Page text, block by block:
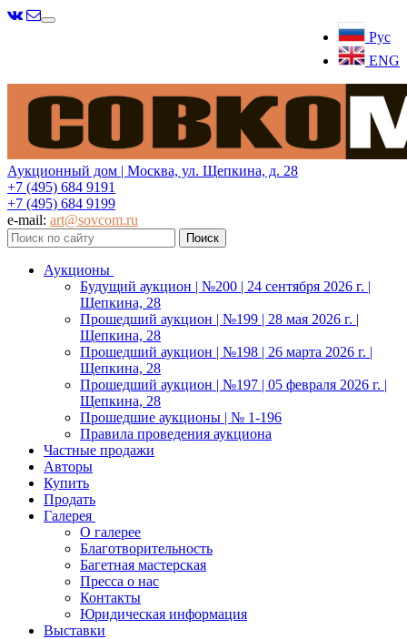
Рус
ENG
Меню
Аукционный дом | Москва, ул. Щепкина, д. 28
+7 (495) 684 9191
+7 (495) 684 9199
e-mail: art@sovcom.ru
Аукционы
Будущий аукцион | №200 | 24 сентября 2026 г. |
Щепкина, 28
Прошедший аукцион | №199 | 28 мая 2026 г. |
Щепкина, 28
Прошедший аукцион | №198 | 26 марта 2026 г. |
Щепкина, 28
Прошедший аукцион | №197 | 05 февраля 2026 г. |
Щепкина, 28
Прошедшие аукционы | № 1-196
Правила проведения аукциона
Частные продажи
Авторы
Купить
Продать
Галерея
О галерее
Благотворительность
Багетная мастерская
Пресса о нас
Контакты
Юридическая информация
Выставки